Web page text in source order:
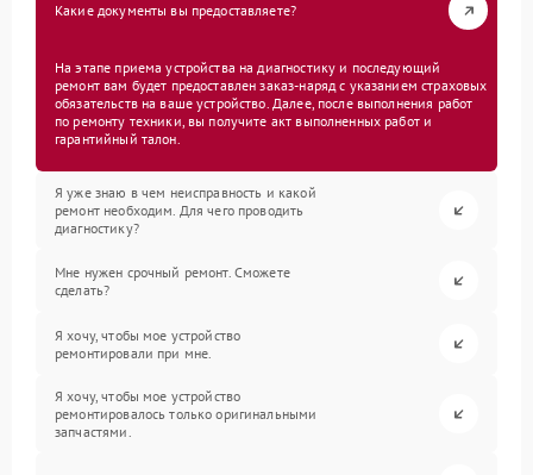
Какие документы вы предоставляете?
На этапе приема устройства на диагностику и последующий
ремонт вам будет предоставлен заказ-наряд с указанием страховых
обязательств на ваше устройство. Далее, после выполнения работ
по ремонту техники, вы получите акт выполненных работ и
гарантийный талон.
Я уже знаю в чем неисправность и какой
ремонт необходим. Для чего проводить
диагностику?
Мне нужен срочный ремонт. Сможете
сделать?
Я хочу, чтобы мое устройство
ремонтировали при мне.
Я хочу, чтобы мое устройство
ремонтировалось только оригинальными
запчастями.